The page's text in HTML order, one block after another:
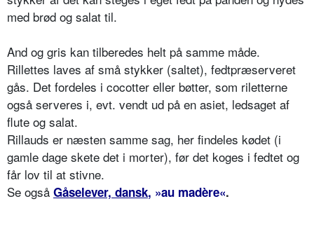
med brød og salat til.
And og gris kan tilberedes helt på samme måde.
Rillettes laves af små stykker (saltet), fedtpræserveret
gås. Det fordeles i cocotter eller bøtter, som riletterne
også serveres i, evt. vendt ud på en asiet, ledsaget af
flute og salat.
Rillauds er næsten samme sag, her findeles kødet (i
gamle dage skete det i morter), før det koges i fedtet og
får lov til at stivne.
Se også Gåselever, dansk, »au madère«.